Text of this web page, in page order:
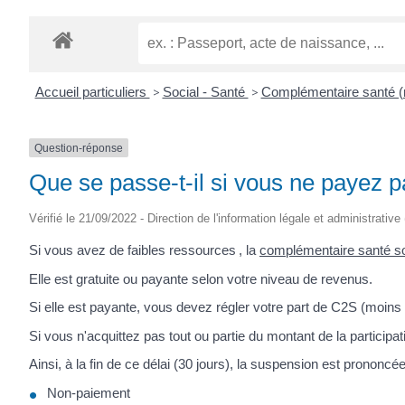
Accueil particuliers > Social - Santé > Complémentaire santé
Question-réponse
Que se passe-t-il si vous ne payez
Vérifié le 21/09/2022 - Direction de l'information légale et administrative
Si vous avez de faibles ressources , la complémentaire santé
Elle est gratuite ou payante selon votre niveau de revenus.
Si elle est payante, vous devez régler votre part de C2S
Si vous n'acquittez pas tout ou partie du montant de la
Ainsi, à la fin de ce délai (30 jours), la suspension est
Non-paiement